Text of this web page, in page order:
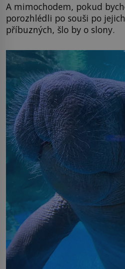
A mimochodem, pokud
porozhlédli po souši po
příbuzných, šlo by o slony.